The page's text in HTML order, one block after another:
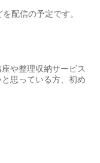
配信の予定です。
や整理収納サービス
思っている方、初め